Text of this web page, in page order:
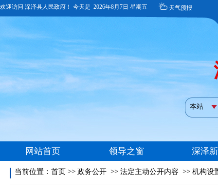
当前位置： 首页 >> 政务公开 >> 法定主动公开内容 >> 机构设